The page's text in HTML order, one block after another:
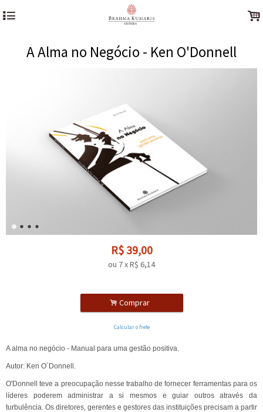
4 .
A Alma no Negócio - Ken O'Donnell
R$ 39,00
ou 7xR$ 6,14
. Comprar
Calcular o frete
A alma no negócio - Manual para uma gestão positiva.
Autor: Ken O´Donnell.
O'Donnell teve a preocupação nesse trabalho de fornecer ferramentas para os
líderes poderem administrar a si mesmos e guiar outros através da
turbulência. Os diretores, gerentes e gestores das instituições precisam a partir